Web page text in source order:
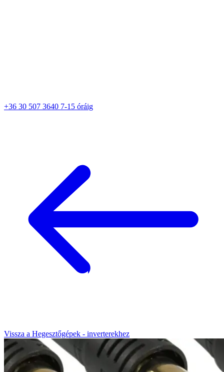
+36 30 507 3640 7-15 óráig
Vissza a Hegesztőgépek - inverterekhez